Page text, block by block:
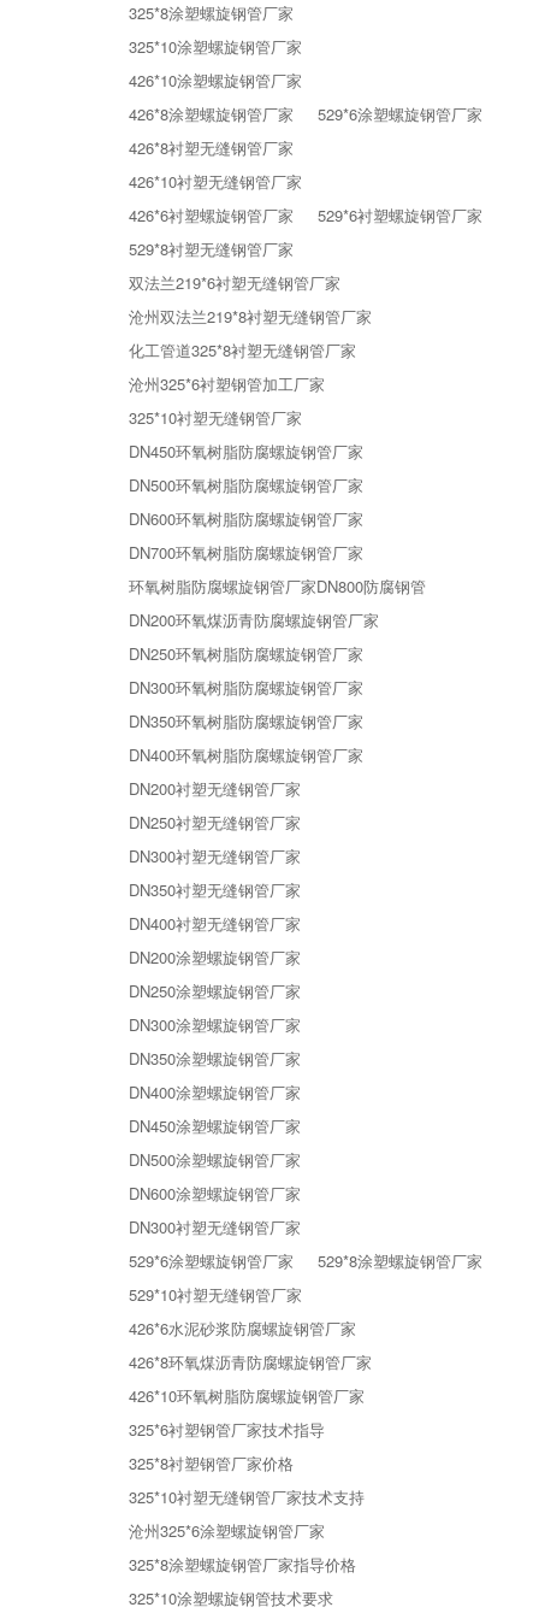
325*8涂塑螺旋钢管厂家
325*10涂塑螺旋钢管厂家
426*10涂塑螺旋钢管厂家
426*8涂塑螺旋钢管厂家
529*6涂塑螺旋钢管厂家
426*8衬塑无缝钢管厂家
426*10衬塑无缝钢管厂家
426*6衬塑螺旋钢管厂家
529*6衬塑螺旋钢管厂家
529*8衬塑无缝钢管厂家
双法兰219*6衬塑无缝钢管厂家
沧州双法兰219*8衬塑无缝钢管厂家
化工管道325*8衬塑无缝钢管厂家
沧州325*6衬塑钢管加工厂家
325*10衬塑无缝钢管厂家
DN450环氧树脂防腐螺旋钢管厂家
DN500环氧树脂防腐螺旋钢管厂家
DN600环氧树脂防腐螺旋钢管厂家
DN700环氧树脂防腐螺旋钢管厂家
环氧树脂防腐螺旋钢管厂家DN800防腐钢管
DN200环氧煤沥青防腐螺旋钢管厂家
DN250环氧树脂防腐螺旋钢管厂家
DN300环氧树脂防腐螺旋钢管厂家
DN350环氧树脂防腐螺旋钢管厂家
DN400环氧树脂防腐螺旋钢管厂家
DN200衬塑无缝钢管厂家
DN250衬塑无缝钢管厂家
DN300衬塑无缝钢管厂家
DN350衬塑无缝钢管厂家
DN400衬塑无缝钢管厂家
DN200涂塑螺旋钢管厂家
DN250涂塑螺旋钢管厂家
DN300涂塑螺旋钢管厂家
DN350涂塑螺旋钢管厂家
DN400涂塑螺旋钢管厂家
DN450涂塑螺旋钢管厂家
DN500涂塑螺旋钢管厂家
DN600涂塑螺旋钢管厂家
DN300衬塑无缝钢管厂家
529*6涂塑螺旋钢管厂家
529*8涂塑螺旋钢管厂家
529*10衬塑无缝钢管厂家
426*6水泥砂浆防腐螺旋钢管厂家
426*8环氧煤沥青防腐螺旋钢管厂家
426*10环氧树脂防腐螺旋钢管厂家
325*6衬塑钢管厂家技术指导
325*8衬塑钢管厂家价格
325*10衬塑无缝钢管厂家技术支持
沧州325*6涂塑螺旋钢管厂家
325*8涂塑螺旋钢管厂家指导价格
325*10涂塑螺旋钢管技术要求